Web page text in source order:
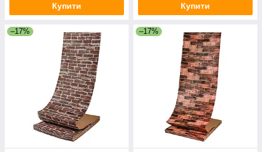
Купити Купити
–17% –17%